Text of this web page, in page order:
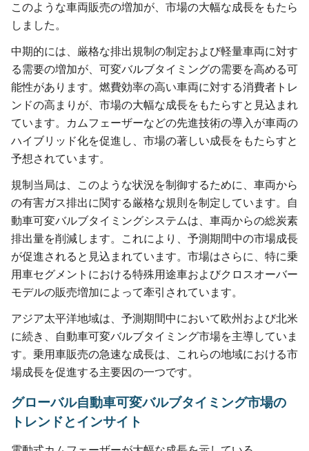
このような車両販売の増加が、市場の大幅な成長をもたら
しました。
中期的には、厳格な排出規制の制定および軽量車両に対す
る需要の増加が、可変バルブタイミングの需要を高める可
能性があります。燃費効率の高い車両に対する消費者トレ
ンドの高まりが、市場の大幅な成長をもたらすと見込まれ
ています。カムフェーザーなどの先進技術の導入が車両の
ハイブリッド化を促進し、市場の著しい成長をもたらすと
予想されています。
規制当局は、このような状況を制御するために、車両から
の有害ガス排出に関する厳格な規則を制定しています。自
動車可変バルブタイミングシステムは、車両からの総炭素
排出量を削減します。これにより、予測期間中の市場成長
が促進されると見込まれています。市場はさらに、特に乗
用車セグメントにおける特殊用途車およびクロスオーバー
モデルの販売増加によって牽引されています。
アジア太平洋地域は、予測期間中において欧州および北米
に続き、自動車可変バルブタイミング市場を主導していま
す。乗用車販売の急速な成長は、これらの地域における市
場成長を促進する主要因の一つです。
グローバル自動車可変バルブタイミング市場の
トレンドとインサイト